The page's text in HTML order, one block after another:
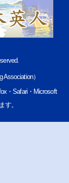
）
・Safari・Microsoft
す。